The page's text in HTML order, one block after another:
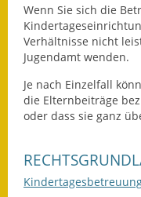
Wenn Sie sich die
Verhältnisse nicht
Jugendamt wenden.
Je nach Einzelfall
die Elternbeiträge
oder dass sie ganz